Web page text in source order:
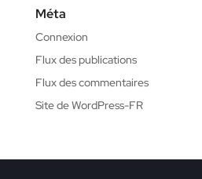
Méta
Connexion
Flux des publications
Flux des commentaires
Site de WordPress-FR